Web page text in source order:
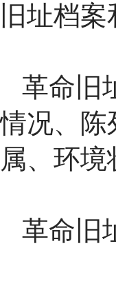
旧址档
革命旧
情况、陈
属、环境
革命旧